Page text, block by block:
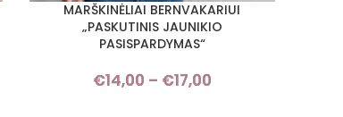
PASIRINKTI SAVYBES
MARŠKINĖLIAI BERNVAKARIUI
„PASKUTINIS JAUNIKIO
PASISPARDYMAS“
€14,00 – €17,00